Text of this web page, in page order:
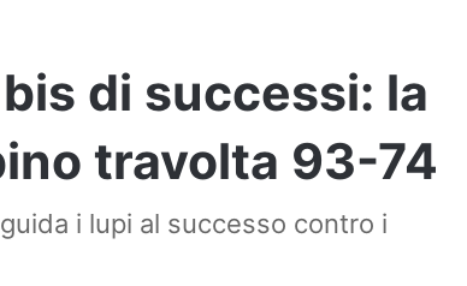
di successi: la
travolta 93-74
i lupi al successo contro i